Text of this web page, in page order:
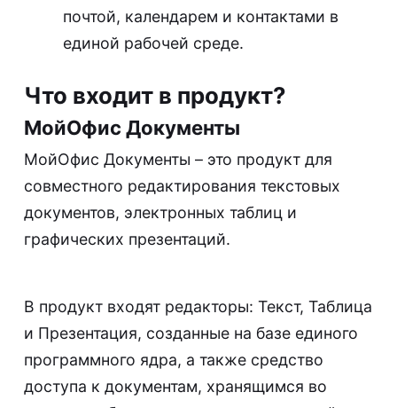
почтой, календарем и контактами в
единой рабочей среде.
Что входит в продукт?
МойОфис Документы
МойОфис Документы – это продукт для
совместного редактирования текстовых
документов, электронных таблиц и
графических презентаций.
В продукт входят редакторы: Текст, Таблица
и Презентация, созданные на базе единого
программного ядра, а также средство
доступа к документам, хранящимся во